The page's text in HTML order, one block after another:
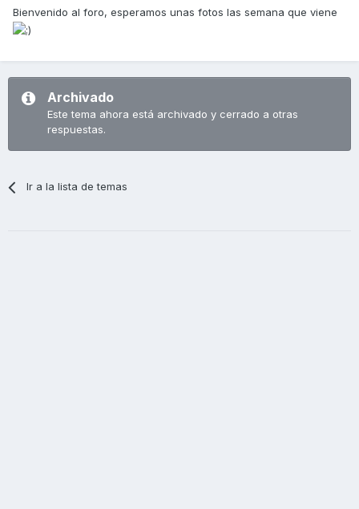
Bienvenido al foro, esperamos unas fotos las semana que viene
Archivado
Este tema ahora está archivado y cerrado a otras
respuestas.
Ir a la lista de temas